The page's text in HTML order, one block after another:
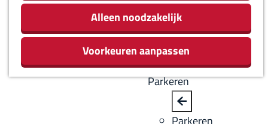
Alleen noodzakelijk
Voorkeuren aanpassen
e
t
a
a
Rondom Harlingen
Jachthaven De
Leeuwenbrug
Parkeren
B
Parkeren